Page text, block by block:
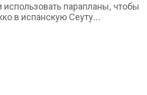
парапланы, чтобы
в испанскую Сеуту...